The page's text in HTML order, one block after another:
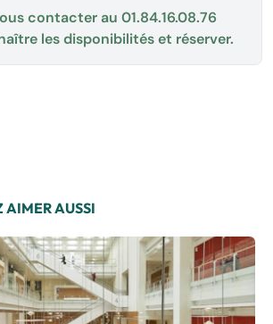
contacter au 01.84.16.08.76
les disponibilités et réserver.
AIMER AUSSI